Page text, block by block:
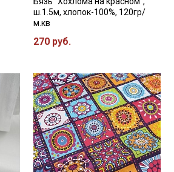
ш.1.5м, хлопок-100%, 120гр/
м.кв
270 руб.